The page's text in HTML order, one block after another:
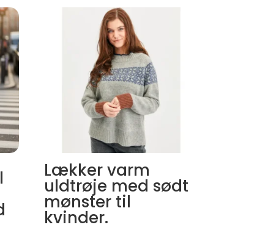
Lækker varm
uldtrøje med sødt
mønster til
kvinder.